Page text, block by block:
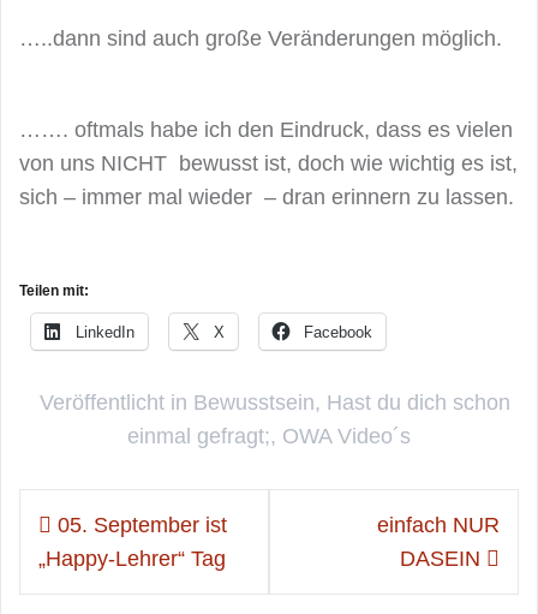
…..dann sind auch große Veränderungen möglich.
……. oftmals habe ich den Eindruck, dass es vielen
von uns NICHT bewusst ist, doch wie wichtig es ist,
sich – immer mal wieder – dran erinnern zu lassen.
Teilen mit:
LinkedIn X Facebook
Veröffentlicht in Bewusstsein, Hast du dich schon
einmal gefragt;, OWA Video´s
Beitragsnavigation
05. September ist
„Happy-Lehrer“ Tag
einfach NUR
DASEIN